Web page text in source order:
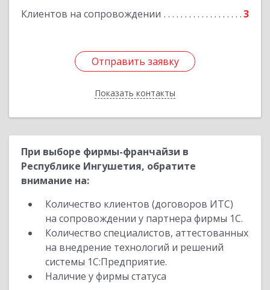
Клиентов на сопровождении 3
Отправить заявку
Показать контакты
Отправить заявку
Назад
При выборе фирмы-франчайзи в
Республике Ингушетия, обратите
внимание на:
Количество клиентов (договоров ИТС)
на сопровождении у партнера фирмы 1С.
Количество специалистов, аттестованных
на внедрение технологий и решений
системы 1С:Предприятие.
Наличие у фирмы статуса